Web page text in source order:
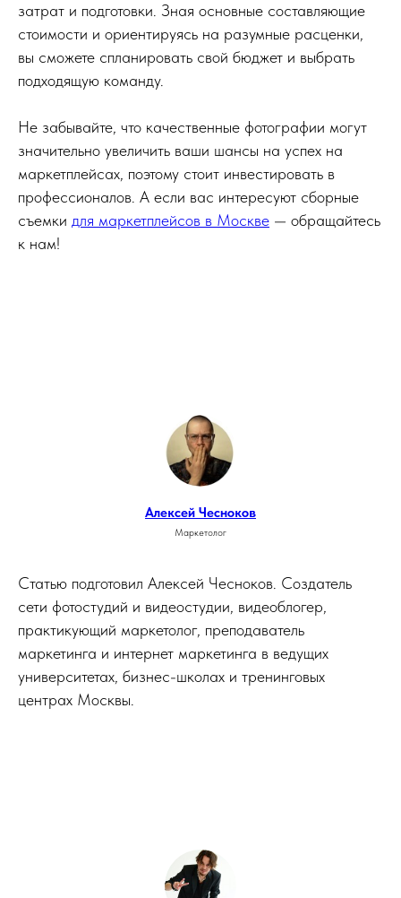
затрат и подготовки. Зная основные составляющие
стоимости и ориентируясь на разумные расценки,
вы сможете спланировать свой бюджет и выбрать
подходящую команду.
Не забывайте, что качественные фотографии могут
значительно увеличить ваши шансы на успех на
маркетплейсах, поэтому стоит инвестировать в
профессионалов. А если вас интересуют сборные
съемки для маркетплейсов в Москве — обращайтесь
к нам!
Алексей Чесноков
Маркетолог
Статью подготовил Алексей Чесноков. Создатель
сети фотостудий и видеостудии, видеоблогер,
практикующий маркетолог, преподаватель
маркетинга и интернет маркетинга в ведущих
университетах, бизнес-школах и тренинговых
центрах Москвы.